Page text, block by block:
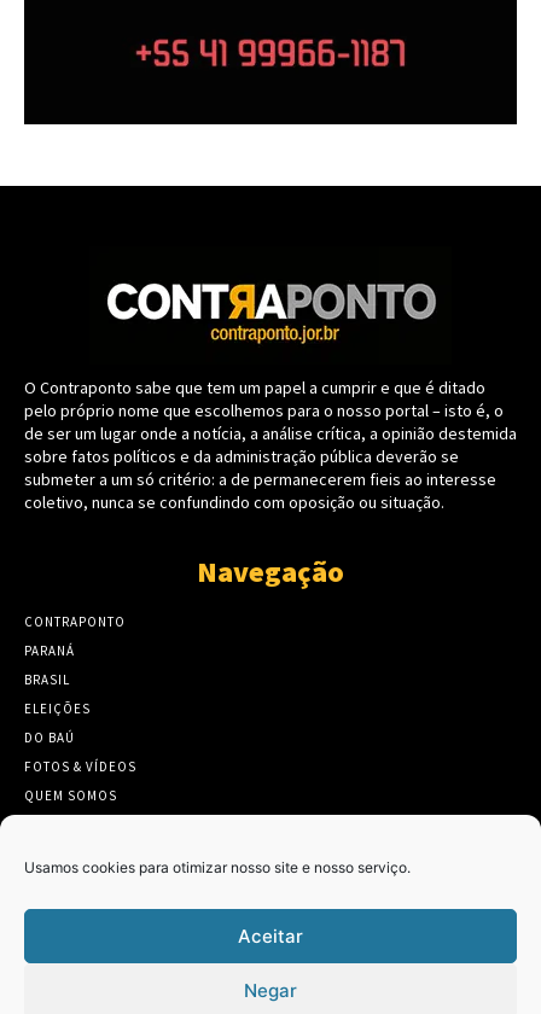
Usamos cookies para otimizar nosso site e nosso serviço.
Aceitar
Negar
O Contraponto sabe que tem um papel a cumprir e que é ditado
pelo próprio nome que escolhemos para o nosso portal – isto é, o
de ser um lugar onde a notícia, a análise crítica, a opinião destemida
sobre fatos políticos e da administração pública deverão se
submeter a um só critério: a de permanecerem fieis ao interesse
coletivo, nunca se confundindo com oposição ou situação.
Navegação
CONTRAPONTO
PARANÁ
BRASIL
ELEIÇÕES
DO BAÚ
FOTOS & VÍDEOS
QUEM SOMOS
Twitter
Tweets by Contraponto_jor
e ativar este conteúdo